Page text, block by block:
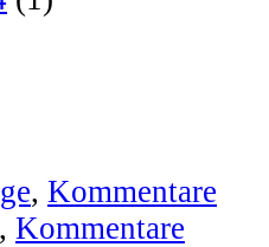
, Kommentare
, Kommentare